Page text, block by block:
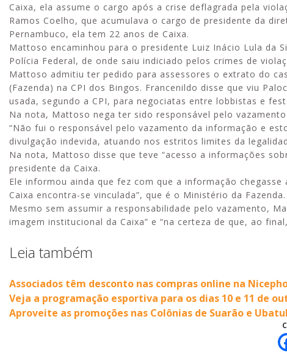
Caixa, ela assume o cargo após a crise deflagrada pela
Ramos Coelho, que acumulava o cargo de presidente da
Pernambuco, ela tem 22 anos de Caixa.
Mattoso encaminhou para o presidente Luiz Inácio Lula da
Polícia Federal, de onde saiu indiciado pelos crimes de
Mattoso admitiu ter pedido para assessores o extrato do
(Fazenda) na CPI dos Bingos. Francenildo disse que viu
usada, segundo a CPI, para negociatas entre lobbistas e
Na nota, Mattoso nega ter sido responsável pelo
“Não fui o responsável pelo vazamento da informação e
divulgação indevida, atuando nos estritos limites da
Na nota, Mattoso disse que teve “acesso a informações
presidente da Caixa.
Ele informou ainda que fez com que a informação
Caixa encontra-se vinculada”, que é o Ministério da Fazenda.
Mesmo sem assumir a responsabilidade pelo vazamento,
imagem institucional da Caixa” e “na certeza de que, ao
Leia também
Associados têm desconto nas compras online na
Veja a programação esportiva para os dias 10 e 11 de
Aproveite as promoções nas Colônias de Suarão e